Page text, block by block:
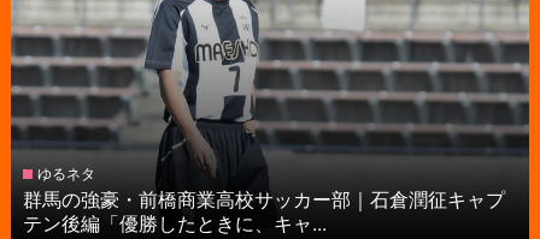
ゆるネタ
群馬の強豪・前橋商業高校サッカー部｜石倉潤征キャプ
テン後編「優勝したときに、キャ...